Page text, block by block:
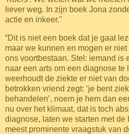
liever weg. In zijn boek Jona
actie en inkeer."
“Dit is niet een boek dat je gaat
maar we kunnen en mogen er
ons voortbestaan. Stel: iemand is
naar een arts om een diagnose te
weerhoudt de ziekte er niet van
betrokken vriend zegt: ‘je bent
behandelen’, noem je hem dan
nu over het klimaat, dat is toch
diagnose, laten we starten met
meest prominente vraagstuk van